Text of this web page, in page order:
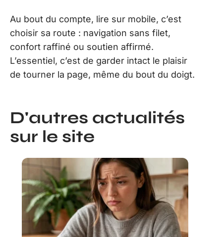
Au bout du compte, lire sur mobile, c’est
choisir sa route : navigation sans filet,
confort raffiné ou soutien affirmé.
L’essentiel, c’est de garder intact le plaisir
de tourner la page, même du bout du doigt.
D'autres actualités
sur le site